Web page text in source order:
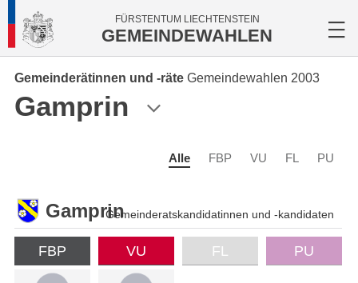
FÜRSTENTUM LIECHTENSTEIN
GEMEINDEWAHLEN
Gemeinderätinnen und -räte Gemeindewahlen 2003
Gamprin
Alle FBP VU FL PU
GamprinGemeinderatskandidatinnen und -kandidaten
FBP VU FL PU